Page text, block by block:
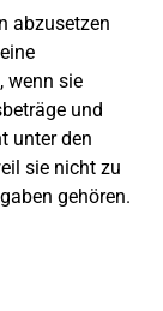
abzusetzen
, wenn sie
und
unter den
sie nicht zu
gehören.